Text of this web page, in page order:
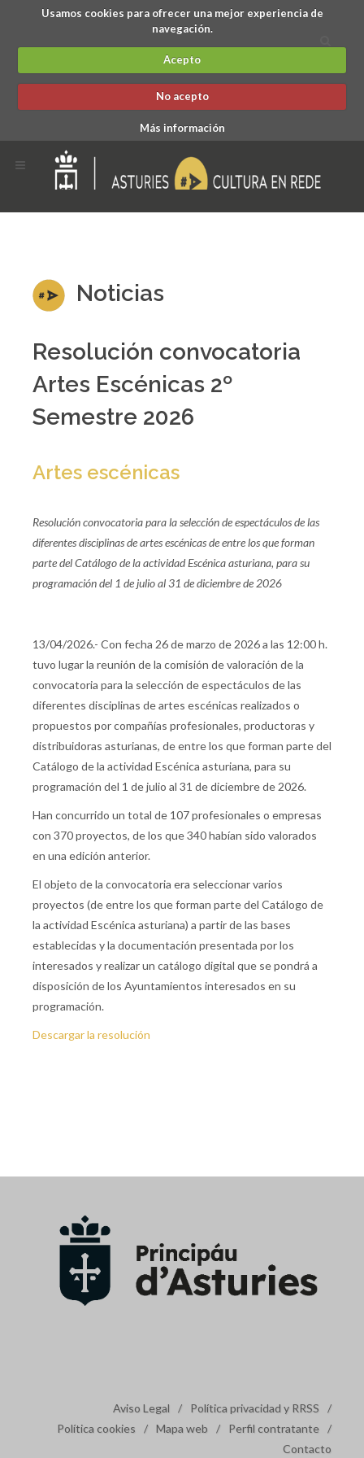
Usamos cookies para ofrecer una mejor experiencia de
navegación.
Acepto
No acepto
Más información
Noticias
Resolución convocatoria
Artes Escénicas 2º
Semestre 2026
Artes escénicas
Resolución convocatoria para la selección de espectáculos de las
diferentes disciplinas de artes escénicas de entre los que forman
parte del Catálogo de la actividad Escénica asturiana, para su
programación del 1 de julio al 31 de diciembre de 2026
13/04/2026.- Con fecha 26 de marzo de 2026 a las 12:00 h.
tuvo lugar la reunión de la comisión de valoración de la
convocatoria para la selección de espectáculos de las
diferentes disciplinas de artes escénicas realizados o
propuestos por compañías profesionales, productoras y
distribuidoras asturianas, de entre los que forman parte del
Catálogo de la actividad Escénica asturiana, para su
programación del 1 de julio al 31 de diciembre de 2026.
Han concurrido un total de 107 profesionales o empresas
con 370 proyectos, de los que 340 habían sido valorados
en una edición anterior.
El objeto de la convocatoria era seleccionar varios
proyectos (de entre los que forman parte del Catálogo de
la actividad Escénica asturiana) a partir de las bases
establecidas y la documentación presentada por los
interesados y realizar un catálogo digital que se pondrá a
disposición de los Ayuntamientos interesados en su
programación.
Descargar la resolución
Aviso Legal / Política privacidad y RRSS
/
Política cookies
/ Mapa web / Perfil contratante /
Contacto